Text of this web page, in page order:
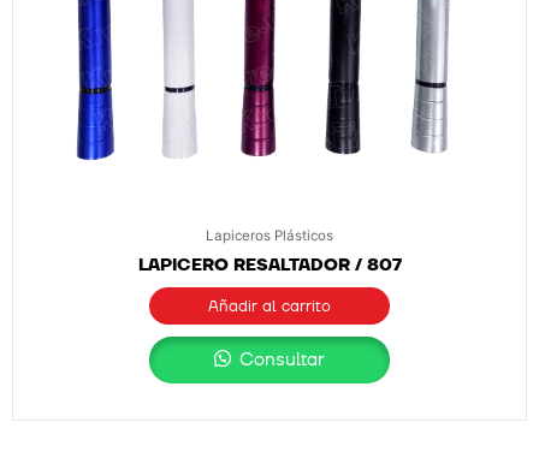
Lapiceros Plásticos
LAPICERO RESALTADOR / 807
Añadir al carrito
Consultar